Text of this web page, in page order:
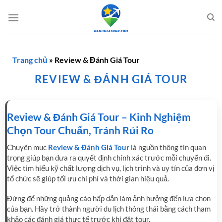
qua
Trang chủ » Review & Đánh Giá Tour
REVIEW & ĐÁNH GIÁ TOUR
Review & Đánh Giá Tour – Kinh Nghiệm
Chọn Tour Chuẩn, Tránh Rủi Ro
Chuyên mục Review & Đánh Giá Tour là nguồn thông tin quan
trọng giúp bạn đưa ra quyết định chính xác trước mỗi chuyến đi.
Việc tìm hiểu kỹ chất lượng dịch vụ, lịch trình và uy tín của đơn vị
tổ chức sẽ giúp tối ưu chi phí và thời gian hiệu quả.
Đừng để những quảng cáo hấp dẫn làm ảnh hưởng đến lựa chọn
của bạn. Hãy trở thành người du lịch thông thái bằng cách tham
khảo các đánh giá thực tế trước khi đặt tour.